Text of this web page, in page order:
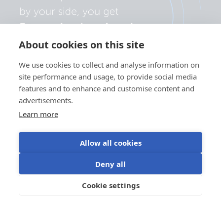
About cookies on this site
We use cookies to collect and analyse information on
site performance and usage, to provide social media
features and to enhance and customise content and
advertisements.
Learn more
Allow all cookies
Deny all
Cookie settings
Privacybeleid
©Victron Energy 2026